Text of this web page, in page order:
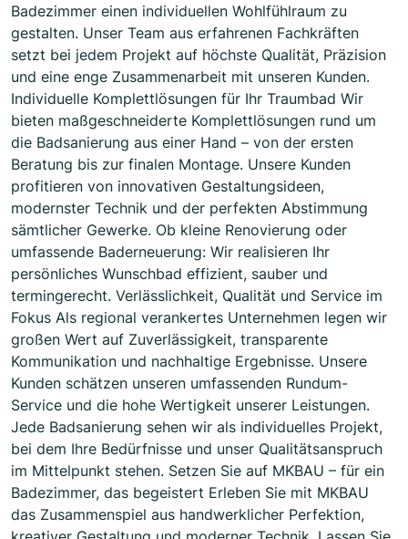
Badezimmer einen individuellen Wohlfühlraum zu
gestalten. Unser Team aus erfahrenen Fachkräften
setzt bei jedem Projekt auf höchste Qualität, Präzision
und eine enge Zusammenarbeit mit unseren Kunden.
Individuelle Komplettlösungen für Ihr Traumbad Wir
bieten maßgeschneiderte Komplettlösungen rund um
die Badsanierung aus einer Hand – von der ersten
Beratung bis zur finalen Montage. Unsere Kunden
profitieren von innovativen Gestaltungsideen,
modernster Technik und der perfekten Abstimmung
sämtlicher Gewerke. Ob kleine Renovierung oder
umfassende Baderneuerung: Wir realisieren Ihr
persönliches Wunschbad effizient, sauber und
termingerecht. Verlässlichkeit, Qualität und Service im
Fokus Als regional verankertes Unternehmen legen wir
großen Wert auf Zuverlässigkeit, transparente
Kommunikation und nachhaltige Ergebnisse. Unsere
Kunden schätzen unseren umfassenden Rundum-
Service und die hohe Wertigkeit unserer Leistungen.
Jede Badsanierung sehen wir als individuelles Projekt,
bei dem Ihre Bedürfnisse und unser Qualitätsanspruch
im Mittelpunkt stehen. Setzen Sie auf MKBAU – für ein
Badezimmer, das begeistert Erleben Sie mit MKBAU
das Zusammenspiel aus handwerklicher Perfektion,